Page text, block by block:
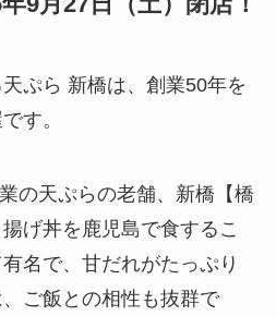
ぷら 新橋は、創業50年を
す。
の天ぷらの老舗、新橋【橋
げ丼を鹿児島で食するこ
名で、甘だれがたっぷり
ご飯との相性も抜群で